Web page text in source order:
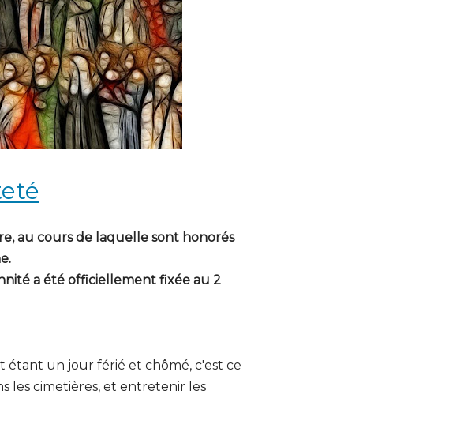
au cours de laquelle sont honorés
a été officiellement fixée au 2
étant un jour férié et chômé, c'est ce
les cimetières, et entretenir les